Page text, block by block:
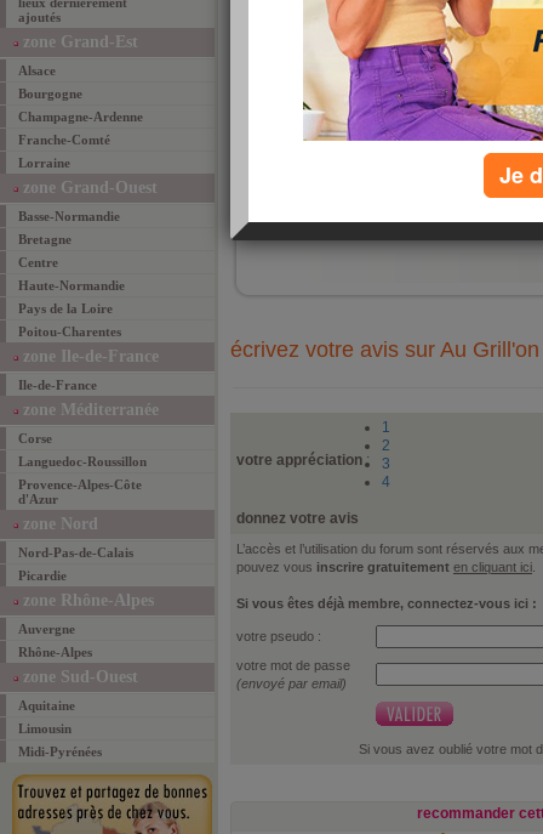
ajoutés
zone Grand-Est
Alsace
Bourgogne
Champagne-Ardenne
Franche-Comté
Lorraine
zone Grand-Ouest
Basse-Normandie
Bretagne
Centre
Haute-Normandie
Pays de la Loire
Poitou-Charentes
zone Ile-de-France
Ile-de-France
zone Méditerranée
Corse
Languedoc-Roussillon
Provence-Alpes-Côte
d'Azur
zone Nord
Nord-Pas-de-Calais
Picardie
zone Rhône-Alpes
Auvergne
Rhône-Alpes
zone Sud-Ouest
Aquitaine
Limousin
Midi-Pyrénées
ajouté
écrivez votre avis sur Au Grill'on
votre appréciation:
1
2
3
4
donnez votre avis
L’accès et l’utilisation du forum sont réservés aux
pouvez vous inscrire gratuitement en cliquant ici
Si vous êtes déjà membre, connectez-vous ici :
votre pseudo :
votre mot de passe
(envoyé par email)
Si vous avez oublié votre mot
recommander
Je